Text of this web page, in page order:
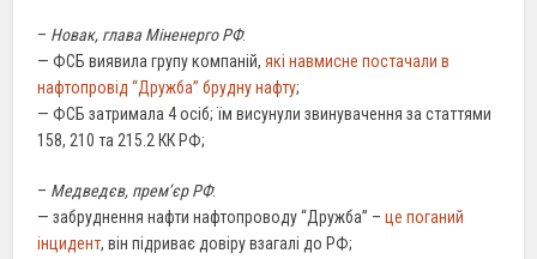
– Новак, глава Міненерго РФ:
— ФСБ виявила групу компаній,які навмисне постачали в
нафтопровід “Дружба” брудну нафту;
— ФСБ затримала 4 осіб; їм висунули звинувачення за статтями
158, 210 та 215.2 КК РФ;
– Медведєв, прем’єр РФ:
— забруднення нафти нафтопроводу “Дружба” –це поганий
інцидент, він підриває довіру взагалі до РФ;